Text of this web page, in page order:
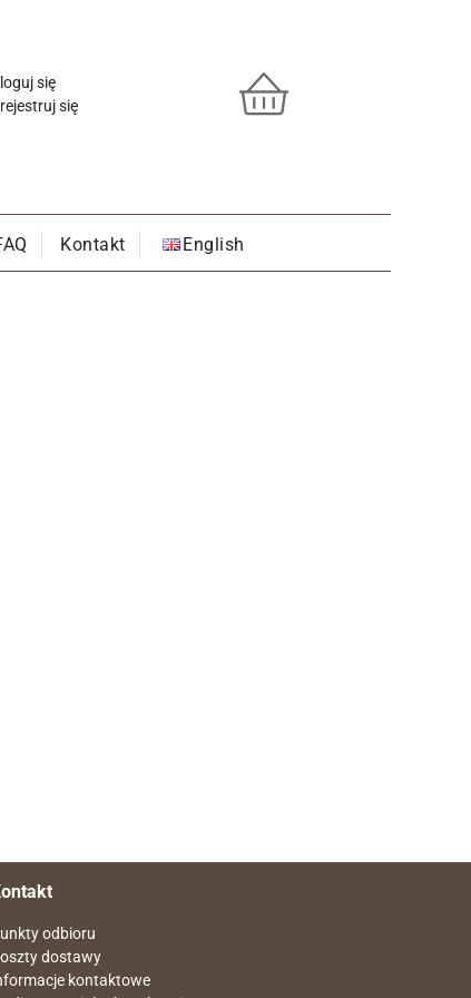
się
się
Kontakt English
odbioru
dostawy
kontaktowe